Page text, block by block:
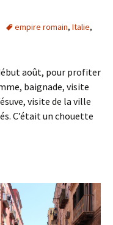
empire romain, Italie,
août, pour profiter
baignade, visite
visite de la ville
C’était un chouette